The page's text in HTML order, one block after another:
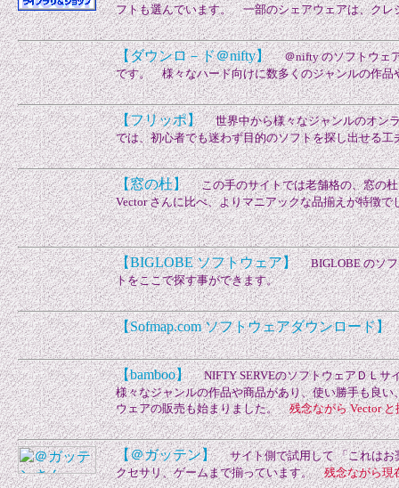
フトも選んでいます。 一部のシェアウェアは、クレ
【ダウンロ－ド＠nifty】＠nifty のソフトウェア
です。 様々なハード向けに数多くのジャンルの作品
【フリッポ】世界中から様々なジャンルのオン
では、初心者でも迷わず目的のソフトを探し出せる工
【窓の杜】この手のサイトでは老舗格の、窓の杜
Vector さんに比べ、よりマニアックな品揃えが特徴
【BIGLOBE ソフトウェア】BIGLOBE のソフ
トをここで探す事ができます。
【Sofmap.com ソフトウェアダウンロード】
【bamboo】NIFTY SERVEのソフトウェアＤＬサ
様々なジャンルの作品や商品があり、使い勝手も良
ウェアの販売も始まりました。残念ながら Vector
【＠ガッテン】サイト側で試用して 「これはお
クセサリ、ゲームまで揃っています。残念ながら